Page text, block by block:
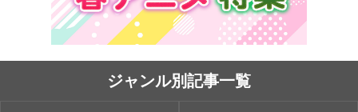
ジャンル別記事一覧